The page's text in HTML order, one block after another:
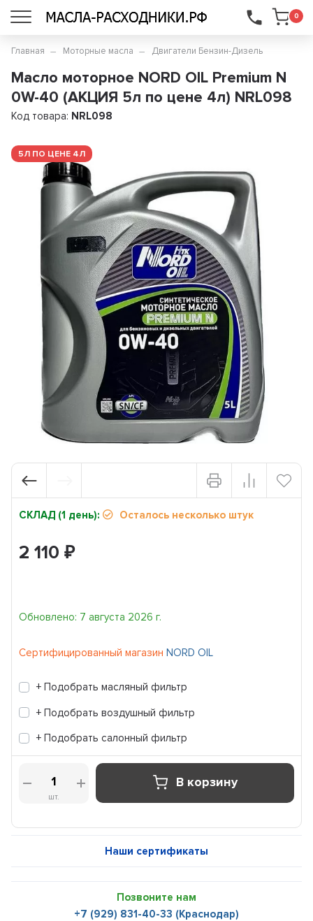
0
...
Главная Моторные масла Двигатели Бензин-Дизель
Масло моторное NORD OIL Premium N
0W-40 (АКЦИЯ 5л по цене 4л) NRL098
Код товара: NRL098
5Л ПО ЦЕНЕ 4Л
СКЛАД (1 день): Осталось несколько штук
2 110₽
Обновлено: 7 августа 2026 г.
Сертифицированный магазинNORD OIL
+ Подобрать масляный фильтр
+ Подобрать воздушный фильтр
+ Подобрать салонный фильтр
шт.
В корзину
Наши сертификаты
Позвоните нам
+7 (929) 831-40-33 (Краснодар)